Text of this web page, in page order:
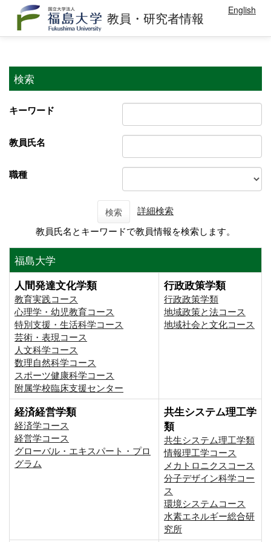
教員・研究者情報 English
検索
キーワード
教員氏名
職種
検索
詳細検索
教員氏名とキーワードで教員情報を検索します。
福島大学
人間発達文化学類
教育実践コース
心理学・幼児教育コース
特別支援・生活科学コース
芸術・表現コース
人文科学コース
数理自然科学コース
スポーツ健康科学コース
附属学校臨床支援センター
行政政策学類
行政政策学類
地域政策と法コース
地域社会と文化コース
経済経営学類
経済学コース
経営学コース
グローバル・エキスパート・プロ
グラム
共生システム理工学
類
共生システム理工学類
情報理工学コース
メカトロニクスコース
分子デザイン科学コー
ス
環境システムコース
⽔素エネルギー総合研
究所